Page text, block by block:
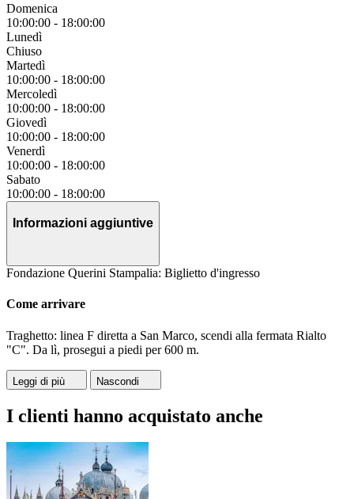
Domenica
10:00:00 - 18:00:00
Lunedì
Chiuso
Martedì
10:00:00 - 18:00:00
Mercoledì
10:00:00 - 18:00:00
Giovedì
10:00:00 - 18:00:00
Venerdì
10:00:00 - 18:00:00
Sabato
10:00:00 - 18:00:00
Informazioni aggiuntive
Fondazione Querini Stampalia: Biglietto d'ingresso
Come arrivare
Traghetto: linea F diretta a San Marco, scendi alla fermata Rialto
"C". Da lì, prosegui a piedi per 600 m.
Leggi di più Nascondi
I clienti hanno acquistato anche